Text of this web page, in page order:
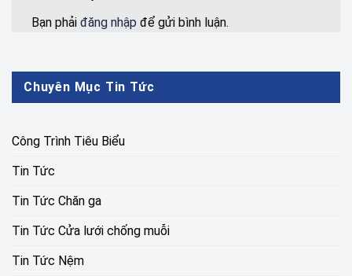
Bạn phải đăng nhập để gửi bình luận.
Chuyên Mục Tin Tức
Công Trình Tiêu Biểu
Tin Tức
Tin Tức Chăn ga
Tin Tức Cửa lưới chống muỗi
Tin Tức Nệm